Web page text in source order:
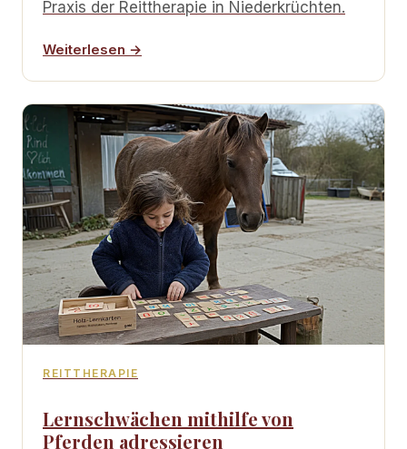
Praxis der Reittherapie in Niederkrüchten.
Weiterlesen →
REITTHERAPIE
Lernschwächen mithilfe von
Pferden adressieren